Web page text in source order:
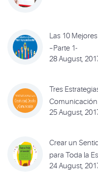
Las 10
–Parte 1-
28 August,
Tres
Comunicación
25 August,
Crear un
para Toda la
24 August,